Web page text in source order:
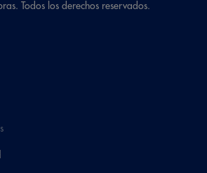
Todos los derechos reservados.